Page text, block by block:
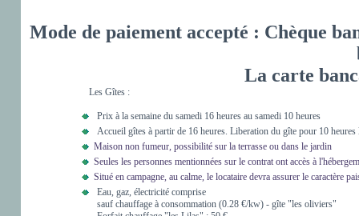
Mode de paiement accepté : Chèque
La carte
Les Gîtes :
Prix à la semaine du samedi 16 heures au samedi 10 heures
Accueil gîtes à partir de 16 heures. Liberation du gîte pour 10 heures
Maison non fumeur, possibilité sur la terrasse ou dans le jardin
Seules les personnes mentionnées sur le contrat ont accès à
Situé en campagne, au calme, le locataire devra assurer le
Eau, gaz, électricité comprise
sauf chauffage à consommation (0.28 €/kw) - gîte "les oliviers"